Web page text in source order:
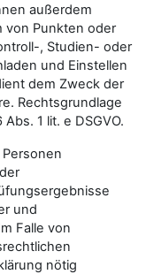
außerdem
von Punkten oder
, Studien- oder
und Einstellen
dem Zweck der
Rechtsgrundlage
1 lit. e DSGVO.
und
Falle von
nötig